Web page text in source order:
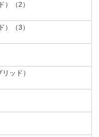
）（2）
）（3）
ッド）